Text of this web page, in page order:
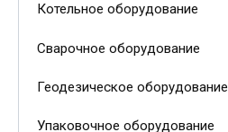
Котельное оборудование
Сварочное оборудование
Геодезическое оборудование
Упаковочное оборудование